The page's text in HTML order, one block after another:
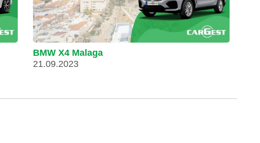
BMW X4 Malaga
21.09.2023